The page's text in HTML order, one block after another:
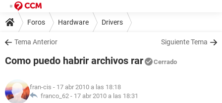
Foros Hardware Drivers
Tema Anterior Siguiente Tema
Como puedo habrir archivos rar Cerrado
fran-cis - 17 abr 2010 a las 18:18
franco_62 - 17 abr 2010 a las 18:31